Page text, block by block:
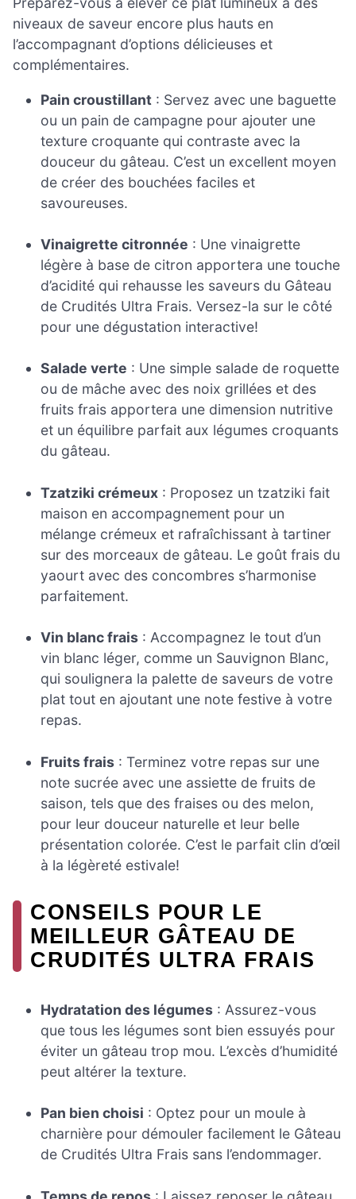
niveaux de saveur encore plus hauts en
l’accompagnant d’options délicieuses et
complémentaires.
Pain croustillant : Servez avec une baguette
ou un pain de campagne pour ajouter une
texture croquante qui contraste avec la
douceur du gâteau. C’est un excellent moyen
de créer des bouchées faciles et
savoureuses.
Vinaigrette citronnée : Une vinaigrette
légère à base de citron apportera une touche
d’acidité qui rehausse les saveurs du Gâteau
de Crudités Ultra Frais. Versez-la sur le côté
pour une dégustation interactive!
Salade verte : Une simple salade de roquette
ou de mâche avec des noix grillées et des
fruits frais apportera une dimension nutritive
et un équilibre parfait aux légumes croquants
du gâteau.
Tzatziki crémeux : Proposez un tzatziki fait
maison en accompagnement pour un
mélange crémeux et rafraîchissant à tartiner
sur des morceaux de gâteau. Le goût frais du
yaourt avec des concombres s’harmonise
parfaitement.
Vin blanc frais : Accompagnez le tout d’un
vin blanc léger, comme un Sauvignon Blanc,
qui soulignera la palette de saveurs de votre
plat tout en ajoutant une note festive à votre
repas.
Fruits frais : Terminez votre repas sur une
note sucrée avec une assiette de fruits de
saison, tels que des fraises ou des melon,
pour leur douceur naturelle et leur belle
présentation colorée. C’est le parfait clin d’œil
à la légèreté estivale!
CONSEILS POUR LE
MEILLEUR GÂTEAU DE
CRUDITÉS ULTRA FRAIS
Hydratation des légumes : Assurez-vous
que tous les légumes sont bien essuyés pour
éviter un gâteau trop mou. L’excès d’humidité
peut altérer la texture.
Pan bien choisi : Optez pour un moule à
charnière pour démouler facilement le Gâteau
de Crudités Ultra Frais sans l’endommager.